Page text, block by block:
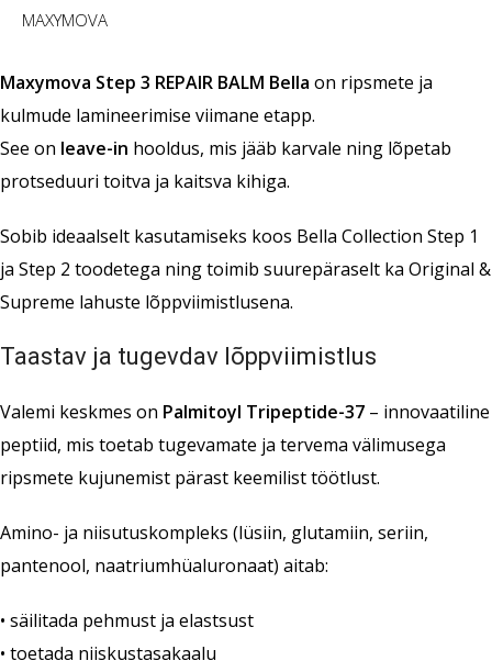
MAXYMOVA
Maxymova Step 3 REPAIR BALM Bella on ripsmete ja
kulmude lamineerimise viimane etapp.
See on leave-in hooldus, mis jääb karvale ning lõpetab
protseduuri toitva ja kaitsva kihiga.
Sobib ideaalselt kasutamiseks koos Bella Collection Step 1
ja Step 2 toodetega ning toimib suurepäraselt ka Original &
Supreme lahuste lõppviimistlusena.
Taastav ja tugevdav lõppviimistlus
Valemi keskmes on Palmitoyl Tripeptide-37 – innovaatiline
peptiid, mis toetab tugevamate ja tervema välimusega
ripsmete kujunemist pärast keemilist töötlust.
Amino- ja niisutuskompleks (lüsiin, glutamiin, seriin,
pantenool, naatriumhüaluronaat) aitab:
• säilitada pehmust ja elastsust
• toetada niiskustasakaalu